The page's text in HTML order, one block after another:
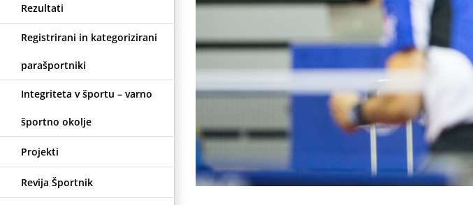
Rezultati
Registrirani in kategorizirani
parašportniki
Integriteta v športu – varno
športno okolje
Projekti
Revija Športnik